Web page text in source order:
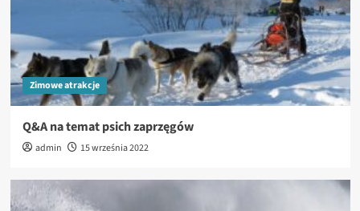
Zimowe atrakcje
Q&A na temat psich zaprzęgów
admin 15 września 2022